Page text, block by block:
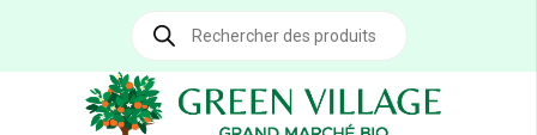
Recherche
produits